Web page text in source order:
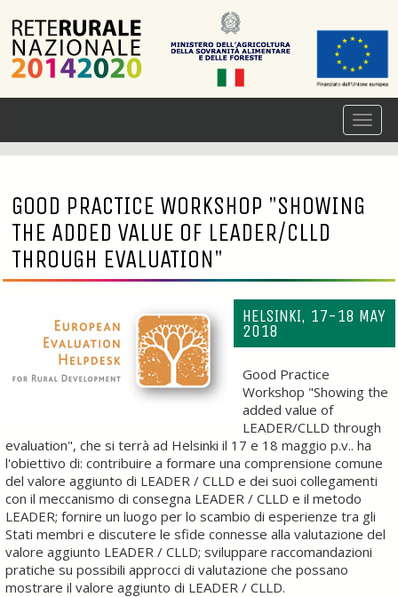
GOOD PRACTICE WORKSHOP "SHOWING
THE ADDED VALUE OF LEADER/CLLD
THROUGH EVALUATION"
HELSINKI, 17-18 MAY
2018
Good Practice
Workshop "Showing the
added value of
LEADER/CLLD through
evaluation", che si terrà ad Helsinki il 17 e 18 maggio p.v.. ha
l'obiettivo di: contribuire a formare una comprensione comune
del valore aggiunto di LEADER / CLLD e dei suoi collegamenti
con il meccanismo di consegna LEADER / CLLD e il metodo
LEADER; fornire un luogo per lo scambio di esperienze tra gli
Stati membri e discutere le sfide connesse alla valutazione del
valore aggiunto LEADER / CLLD; sviluppare raccomandazioni
pratiche su possibili approcci di valutazione che possano
mostrare il valore aggiunto di LEADER / CLLD.